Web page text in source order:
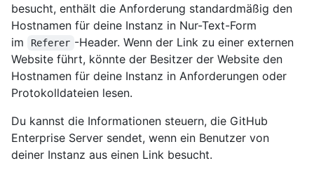
besucht, enthält die Anforderung standardmäßig den
Hostnamen für deine Instanz in Nur-Text-Form
im
Referer -Header. Wenn der Link zu einer externen
Website führt, könnte der Besitzer der Website den
Hostnamen für deine Instanz in Anforderungen oder
Protokolldateien lesen.
Du kannst die Informationen steuern, die GitHub
Enterprise Server sendet, wenn ein Benutzer von
deiner Instanz aus einen Link besucht.